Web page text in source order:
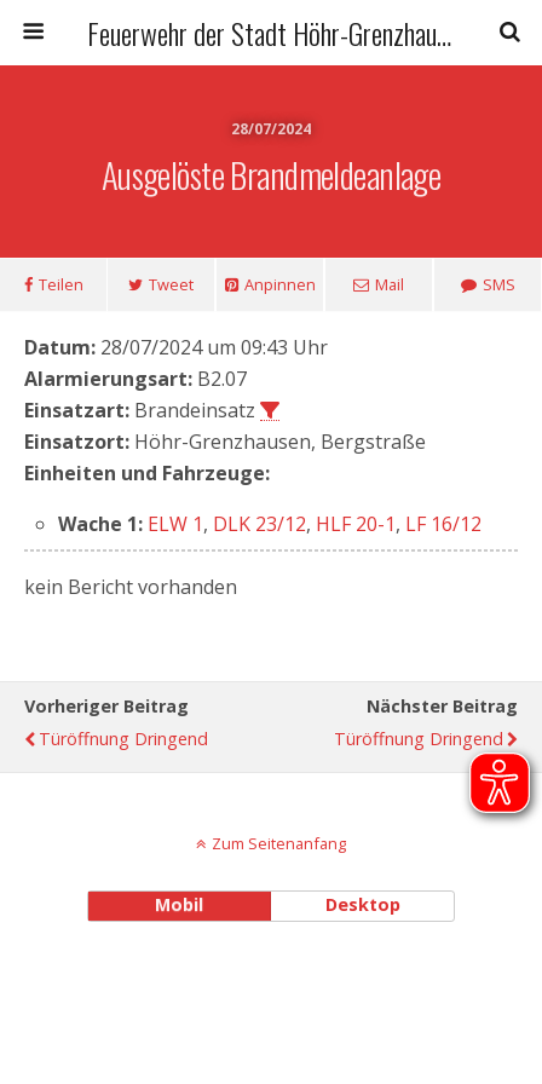
Feuerwehr der Stadt Höhr-Grenzhausen
28/07/2024
Ausgelöste Brandmeldeanlage
Teilen Tweet Anpinnen Mail SMS
Datum: 28/07/2024 um 09:43 Uhr
Alarmierungsart: B2.07
Einsatzart: Brandeinsatz
Einsatzort: Höhr-Grenzhausen, Bergstraße
Einheiten und Fahrzeuge:
Wache 1: ELW 1, DLK 23/12, HLF 20-1, LF 16/12
kein Bericht vorhanden
Vorheriger Beitrag
Türöffnung Dringend
Nächster Beitrag
Türöffnung Dringend
Zum Seitenanfang
Mobil Desktop